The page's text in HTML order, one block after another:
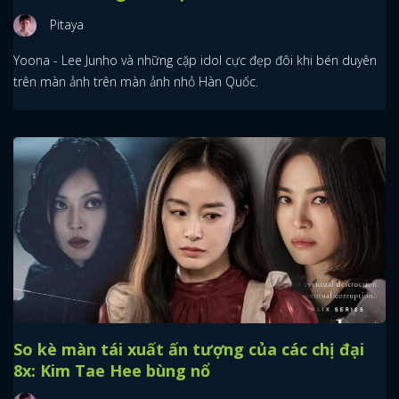
Pitaya
Yoona - Lee Junho và những cặp idol cực đẹp đôi khi bén duyên
trên màn ảnh trên màn ảnh nhỏ Hàn Quốc.
So kè màn tái xuất ấn tượng của các chị đại
8x: Kim Tae Hee bùng nổ